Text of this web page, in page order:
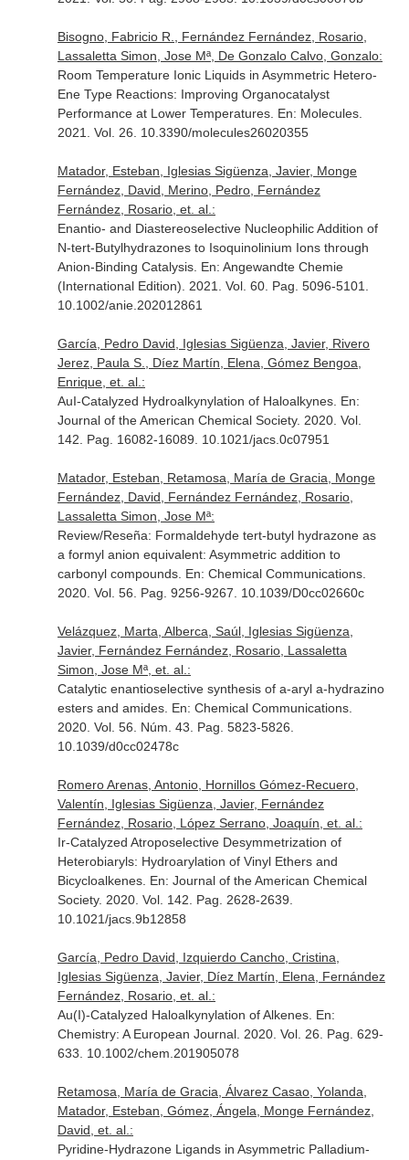
Bisogno, Fabricio R., Fernández Fernández, Rosario,
Lassaletta Simon, Jose Mª, De Gonzalo Calvo, Gonzalo:
Room Temperature Ionic Liquids in Asymmetric Hetero-
Ene Type Reactions: Improving Organocatalyst
Performance at Lower Temperatures. En: Molecules.
2021. Vol. 26. 10.3390/molecules26020355
Matador, Esteban, Iglesias Sigüenza, Javier, Monge
Fernández, David, Merino, Pedro, Fernández
Fernández, Rosario, et. al.:
Enantio- and Diastereoselective Nucleophilic Addition of
N-tert-Butylhydrazones to Isoquinolinium Ions through
Anion-Binding Catalysis. En: Angewandte Chemie
(International Edition) . 2021. Vol. 60. Pag. 5096-5101.
10.1002/anie.202012861
García, Pedro David, Iglesias Sigüenza, Javier, Rivero
Jerez, Paula S., Díez Martín, Elena, Gómez Bengoa,
Enrique, et. al.:
AuI-Catalyzed Hydroalkynylation of Haloalkynes. En:
Journal of the American Chemical Society. 2020. Vol.
142. Pag. 16082-16089. 10.1021/jacs.0c07951
Matador, Esteban, Retamosa, María de Gracia, Monge
Fernández, David, Fernández Fernández, Rosario,
Lassaletta Simon, Jose Mª:
Review/Reseña: Formaldehyde tert-butyl hydrazone as
a formyl anion equivalent: Asymmetric addition to
carbonyl compounds. En: Chemical Communications.
2020. Vol. 56. Pag. 9256-9267. 10.1039/D0cc02660c
Velázquez, Marta, Alberca, Saúl, Iglesias Sigüenza,
Javier, Fernández Fernández, Rosario, Lassaletta
Simon, Jose Mª, et. al.:
Catalytic enantioselective synthesis of a-aryl a-hydrazino
esters and amides. En: Chemical Communications.
2020. Vol. 56. Núm. 43. Pag. 5823-5826.
10.1039/d0cc02478c
Romero Arenas, Antonio, Hornillos Gómez-Recuero,
Valentín, Iglesias Sigüenza, Javier, Fernández
Fernández, Rosario, López Serrano, Joaquín, et. al.:
Ir-Catalyzed Atroposelective Desymmetrization of
Heterobiaryls: Hydroarylation of Vinyl Ethers and
Bicycloalkenes. En: Journal of the American Chemical
Society. 2020. Vol. 142. Pag. 2628-2639.
10.1021/jacs.9b12858
García, Pedro David, Izquierdo Cancho, Cristina,
Iglesias Sigüenza, Javier, Díez Martín, Elena, Fernández
Fernández, Rosario, et. al.:
Au(I)-Catalyzed Haloalkynylation of Alkenes. En:
Chemistry: A European Journal. 2020. Vol. 26. Pag. 629-
633. 10.1002/chem.201905078
Retamosa, María de Gracia, Álvarez Casao, Yolanda,
Matador, Esteban, Gómez, Ángela, Monge Fernández,
David, et. al.:
Pyridine-Hydrazone Ligands in Asymmetric Palladium-